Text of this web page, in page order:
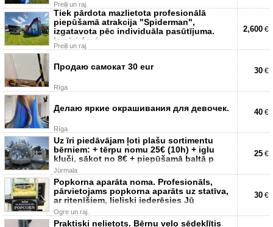
Preiļi un raj.
Tiek pārdota mazlietota profesionālā
piepūšamā atrakcija "Spiderman",
izgatavota pēc individuāla pasūtījuma.
Izmēri 4m (
Preiļi un raj.
2,600 €
Продаю самокат 30 eur
Rīga
30 €
Делаю яркие окрашивания для девочек.
Rīga
40 €
Uz īri piedāvājam ļoti plašu sortimentu
bērniem: + tērpu nomu 25€ (10h) + iglu
kluči, sākot no 8€ + piepūšamā baltā p
Jūrmala
25 €
Popkorna aparāta noma. Profesionāls,
pārvietojams popkorna aparāts uz statīva,
ar ritenīšiem, lieliski iederēsies Jū
Ogre un raj.
30 €
Praktiski nelietots. Bērnu velo sēdeklītis